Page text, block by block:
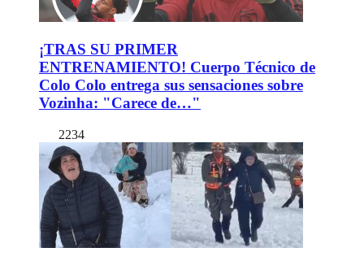
¡TRAS SU PRIMER
ENTRENAMIENTO! Cuerpo Técnico de
Colo Colo entrega sus sensaciones sobre
Vozinha: "Carece de…"
2234